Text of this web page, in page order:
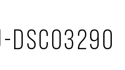
DSC03290